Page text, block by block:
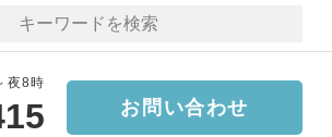
夜8時
お問い合わせ